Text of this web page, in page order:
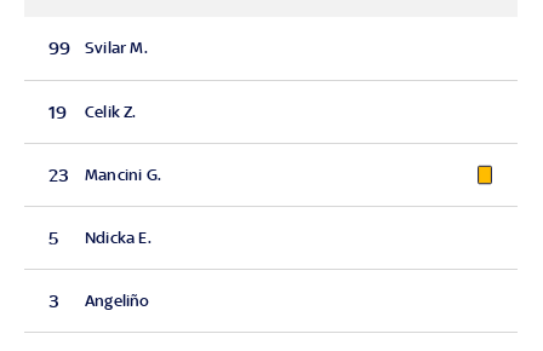
99 Svilar M.
19 Celik Z.
23 Mancini G.
5 Ndicka E.
3 Angeliño